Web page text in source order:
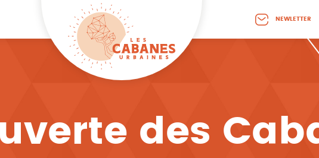
NEWLETTER
des